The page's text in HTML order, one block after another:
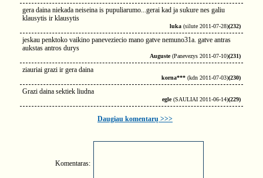
gera daina niekada neiseina is pupuliarumo...gerai kad ja sukure nes galiu
klausytis ir klausytis
luka (silute 2011-07-28)(232)
jeskau penktoko vaikino paneveziecio mano gatve nemuno31a. gatve antras
aukstas antros durys
Auguste(Panevezys 2011-07-10)(231)
ziauriai grazi ir gera daina
korna*** (kdn 2011-07-03)(230)
Grazi daina sektiek liudna
egle(SAULIAI 2011-06-14)(229)
Daugiau komentarų >>>
Komentaras: